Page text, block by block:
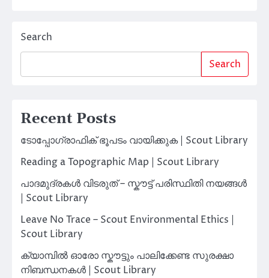
Search
Search
Recent Posts
ടോപ്പോഗ്രാഫിക് ഭൂപടം വായിക്കുക | Scout Library
Reading a Topographic Map | Scout Library
പാദമുദ്രകൾ വിടരുത് – സ്കൗട്ട് പരിസ്ഥിതി നയങ്ങൾ
| Scout Library
Leave No Trace – Scout Environmental Ethics |
Scout Library
ക്യാമ്പിൽ ഓരോ സ്കൗട്ടും പാലിക്കേണ്ട സുരക്ഷാ
നിബന്ധനകൾ | Scout Library